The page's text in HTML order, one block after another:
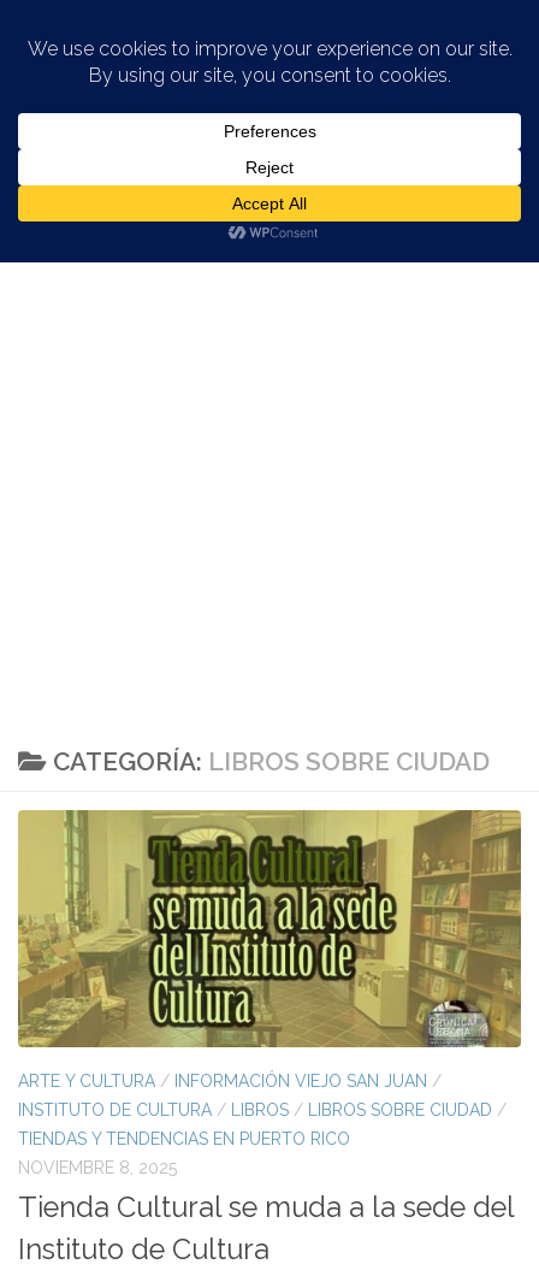
CATEGORÍA: LIBROS SOBRE CIUDAD
ARTE Y CULTURA / INFORMACIÓN VIEJO SAN JUAN /
INSTITUTO DE CULTURA / LIBROS / LIBROS SOBRE CIUDAD /
TIENDAS Y TENDENCIAS EN PUERTO RICO
NOVIEMBRE 8, 2025
Tienda Cultural se muda a la sede del
Instituto de Cultura